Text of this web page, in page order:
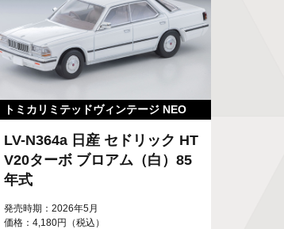
トミカリミテッドヴィンテージ NEO
LV-N364a 日産 セドリック HT
V20ターボ ブロアム（白）85
年式
発売時期：2026年5月
価格：4,180円（税込）